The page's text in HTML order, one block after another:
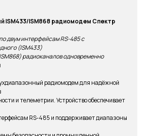
ISM433/ISM868 радиомодем Спектр
двум интерфейсам RS-485 с
(ISM433)
радиоканалов одновременно
радиомодем для надёжной
и телеметрии. Устройство обеспечивает
RS-485 и поддерживает диапазоны